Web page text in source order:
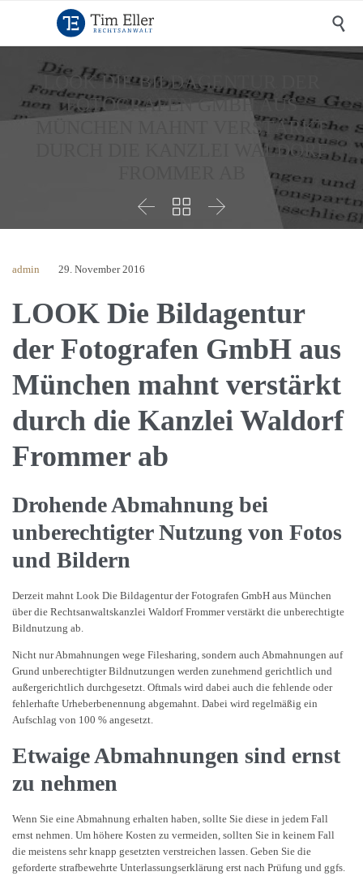

LOOK DIE BILDAGENTUR DER
FOTOGRAFEN GMBH AUS
MÜNCHEN MAHNT VERSTÄRKT
DURCH DIE KANZLEI WALDORF
  
admin 29. November 2016
LOOK Die Bildagentur
der Fotografen GmbH aus
München mahnt verstärkt
durch die Kanzlei Waldorf
Frommer ab
Drohende Abmahnung bei
unberechtigter Nutzung von Fotos
und Bildern
Derzeit mahnt Look Die Bildagentur der Fotografen GmbH aus München
über die Rechtsanwaltskanzlei Waldorf Frommer verstärkt die unberechtigte
Bildnutzung ab.
Nicht nur Abmahnungen wege Filesharing, sondern auch Abmahnungen auf
Grund unberechtigter Bildnutzungen werden zunehmend gerichtlich und
außergerichtlich durchgesetzt. Oftmals wird dabei auch die fehlende oder
fehlerhafte Urheberbenennung abgemahnt. Dabei wird regelmäßig ein
Aufschlag von 100 % angesetzt.
Etwaige Abmahnungen sind ernst
zu nehmen
Wenn Sie eine Abmahnung erhalten haben, sollte Sie diese in jedem Fall
ernst nehmen. Um höhere Kosten zu vermeiden, sollten Sie in keinem Fall
die meistens sehr knapp gesetzten verstreichen lassen. Geben Sie die
geforderte strafbewehrte Unterlassungserklärung erst nach Prüfung und ggfs.